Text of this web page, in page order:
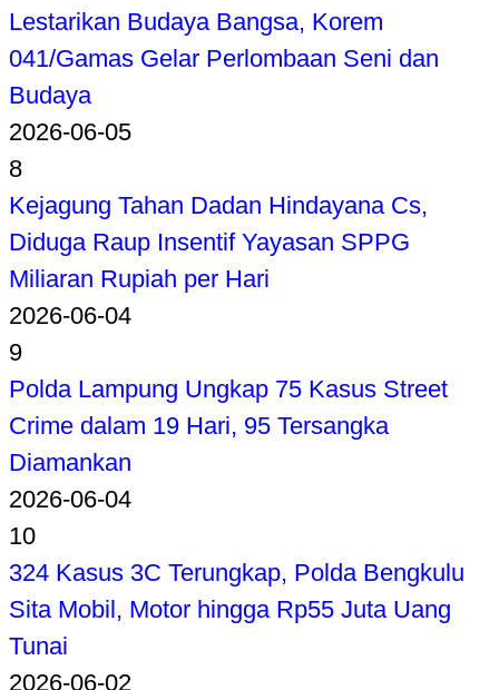
Lestarikan Budaya Bangsa, Korem
041/Gamas Gelar Perlombaan Seni dan
Budaya
2026-06-05
8
Kejagung Tahan Dadan Hindayana Cs,
Diduga Raup Insentif Yayasan SPPG
Miliaran Rupiah per Hari
2026-06-04
9
Polda Lampung Ungkap 75 Kasus Street
Crime dalam 19 Hari, 95 Tersangka
Diamankan
2026-06-04
10
324 Kasus 3C Terungkap, Polda Bengkulu
Sita Mobil, Motor hingga Rp55 Juta Uang
Tunai
2026-06-02